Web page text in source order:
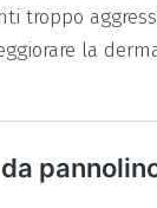
troppo
la